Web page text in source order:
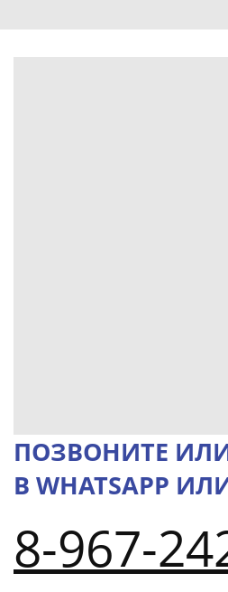
ПОЗВОНИТЕ
В WHATSAPP
8-967-